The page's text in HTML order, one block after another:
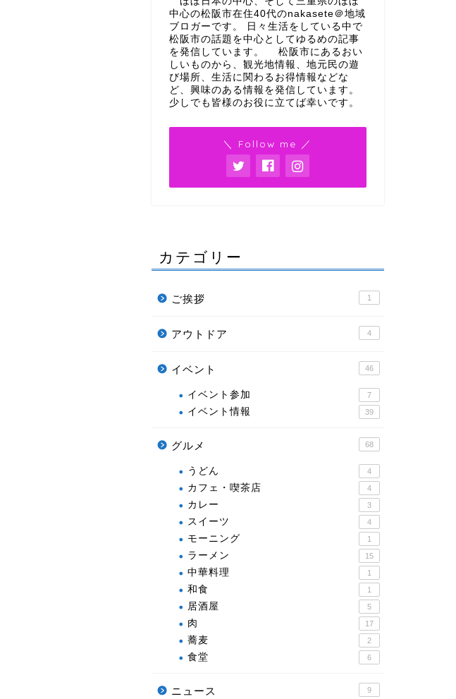
中心の松阪市在住40代のnakasete＠地域
ブロガーです。 日々生活をしている中で
松阪市の話題を中心としてゆるめの記事
を発信しています。 松阪市にあるおい
しいものから、観光地情報、地元民の遊
び場所、生活に関わるお得情報などな
ど、興味のある情報を発信しています。
少しでも皆様のお役に立てば幸いです。
＼ Follow me ／
カテゴリー
ご挨拶 1
アウトドア 4
イベント 46
イベント参加 7
イベント情報 39
グルメ 68
うどん 4
カフェ・喫茶店 4
カレー 3
スイーツ 4
モーニング 1
ラーメン 15
中華料理 1
和食 1
居酒屋 5
肉 17
蕎麦 2
食堂 6
ニュース 9